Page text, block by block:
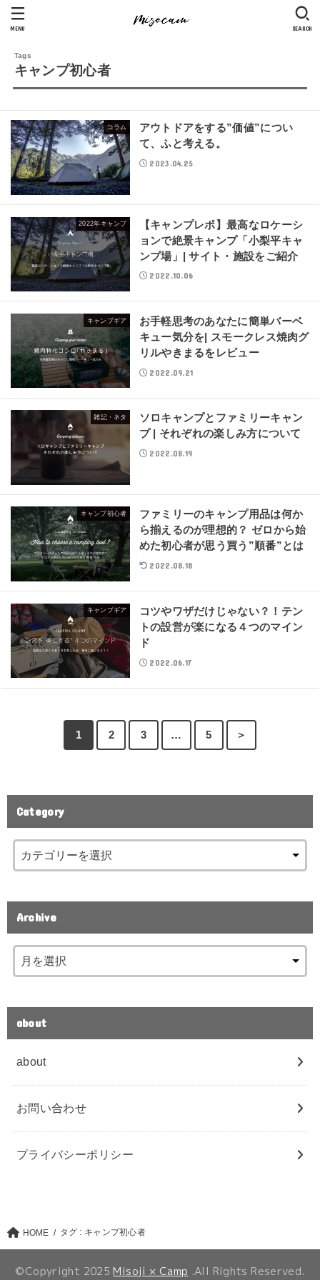
SEARCH
MENU
キャンプ初心者
コラム
アウトドアをする”価値”につい
て、ふと考える。
2023.04.25
2022年キャンプ
【キャンプレポ】最高なロケーシ
ョンで絶景キャンプ「小梨平キャ
ンプ場」| サイト・施設をご紹介
2022.10.06
キャンプギア
お手軽思考のあなたに簡単バーベ
キュー気分を| スモークレス焼肉グ
リルやきまるをレビュー
2022.09.21
雑記・ネタ
ソロキャンプとファミリーキャン
プ | それぞれの楽しみ方について
2022.08.19
キャンプ初心者
ファミリーのキャンプ用品は何か
ら揃えるのが理想的？ ゼロから始
めた初心者が思う買う”順番”とは
2022.08.18
キャンプギア
コツやワザだけじゃない？！テン
トの設営が楽になる４つのマイン
ド
2022.06.17
1 2 3 … 5 ＞
Category
Archive
about
about
お問い合わせ
プライバシーポリシー
HOME タグ : キャンプ初心者
©Copyright 2025 Misoji × Camp .All Rights Reserved.